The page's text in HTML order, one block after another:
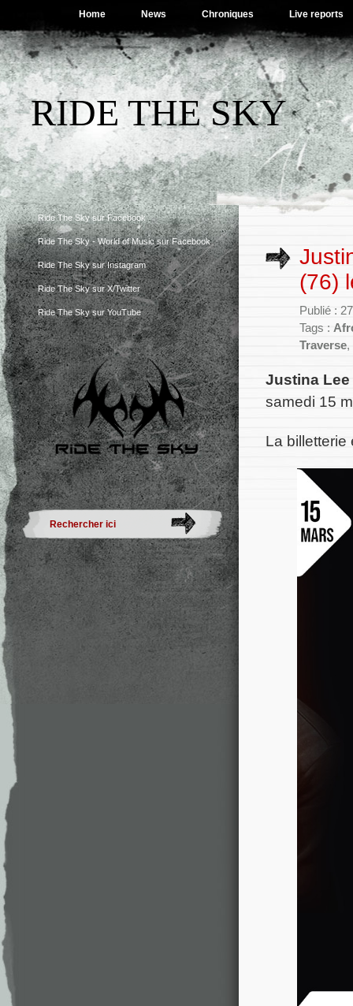
Home News Chroniques Live reports
RIDE THE SKY
Ride The Sky sur Facebook
Ride The Sky - World of Music sur Facebook
Ride The Sky sur Instagram
Ride The Sky sur X/Twitter
Ride The Sky sur YouTube
(76)
Publié :
Tags :
Traverse,
Justina
samedi 15
La